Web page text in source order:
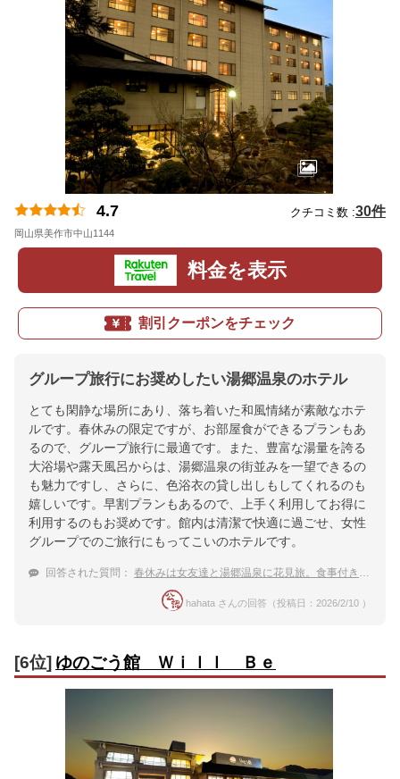
4.7 クチコミ数 :30件
岡山県美作市中山1144
料金を表示
割引クーポンをチェック
グループ旅行にお奨めしたい湯郷温泉のホテル
とても閑静な場所にあり、落ち着いた和風情緒が素敵なホテ
ルです。春休みの限定ですが、お部屋食ができるプランもあ
るので、グループ旅行に最適です。また、豊富な湯量を誇る
大浴場や露天風呂からは、湯郷温泉の街並みを一望できるの
も魅力ですし、さらに、色浴衣の貸し出しもしてくれるのも
嬉しいです。早割プランもあるので、上手く利用してお得に
利用するのもお奨めです。館内は清潔で快適に過ごせ、女性
グループでのご旅行にもってこいのホテルです。
回答された質問： 春休みは女友達と湯郷温泉に花見旅。食事付きのおすすめの宿は？
hahata さんの回答（投稿日：2026/2/10 ）
[6位] ゆのごう館 Ｗｉｌｌ Ｂｅ